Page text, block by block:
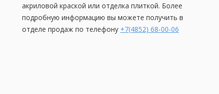
акриловой краской или отделка плиткой. Более
подробную информацию вы можете получить в
отделе продаж по телефону +7(4852) 68-00-06